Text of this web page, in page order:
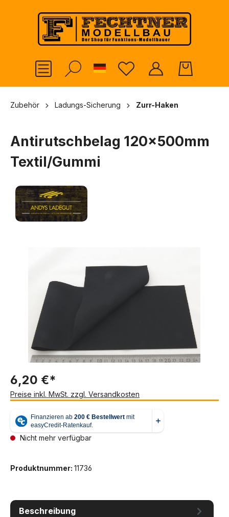
springen
German
Zubehör Ladungs-Sicherung Zurr-Haken
Antirutschbelag 120x500mm
Textil/Gummi
6,20 €*
Preise inkl. MwSt. zzgl. Versandkosten
Nicht mehr verfügbar
Produktnummer: 11736
Beschreibung